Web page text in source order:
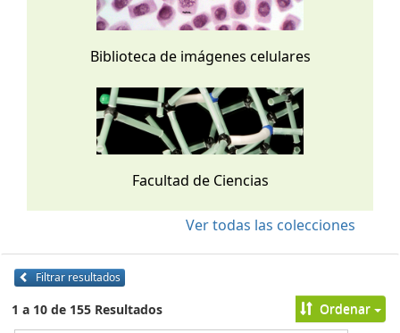
Biblioteca de imágenes celulares
Facultad de Ciencias
Ver todas las colecciones
Filtrar resultados
1 a 10 de 155 Resultados Ordenar